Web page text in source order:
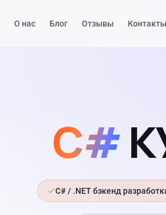
О нас Блог Отзывы Контакты
C#
C# / .NET бэкенд